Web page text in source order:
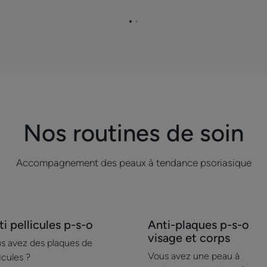
Aller
Aller
Nos routines de soin
Accompagnement des peaux à tendance psoriasique
pellicules p-s-o
avez des plaques de
?
Anti-
plaques
p-
Anti-plaques p-s-o
visage et corps
Vous avez une peau à